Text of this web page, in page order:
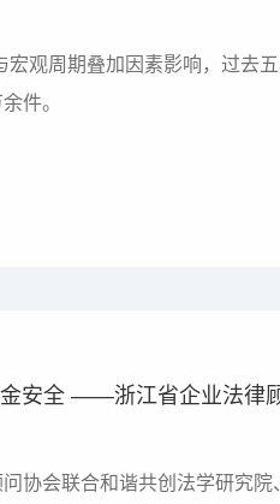
观周期叠加因素影响，过去
件。
协会联合和谐共创法学研究院